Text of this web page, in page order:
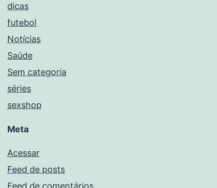
dicas
futebol
Notícias
Saúde
Sem categoria
séries
sexshop
Meta
Acessar
Feed de posts
Feed de comentários